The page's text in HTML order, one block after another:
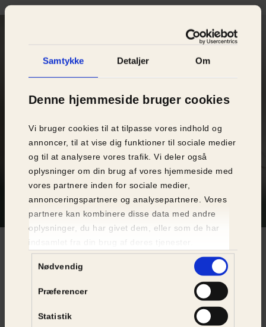
Samtykke Detaljer Om
Denne hjemmeside bruger cookies
Vi bruger cookies til at tilpasse vores indhold og
annoncer, til at vise dig funktioner til sociale medier
og til at analysere vores trafik. Vi deler også
oplysninger om din brug af vores hjemmeside med
vores partnere inden for sociale medier,
annonceringspartnere og analysepartnere. Vores
partnere kan kombinere disse data med andre
oplysninger, du har givet dem, eller som de har
Nødvendig
Præferencer
Statistik
HAR JEG TID OG PLADS TIL EN
Ud over de overvejelser, som bedst mulig
sikrer dig, at du får en sund hund, skal du
også sikre dig, at du har tid, plads og luft i
økonomien. Når du skal vælge en race, er der
nemlig også vigtige overvejelser, du skal gøre